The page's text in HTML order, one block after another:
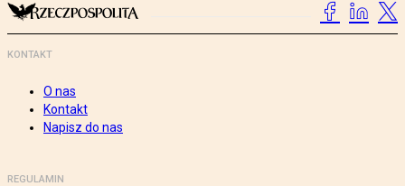
KONTAKT
O nas
Kontakt
Napisz do nas
REGULAMIN